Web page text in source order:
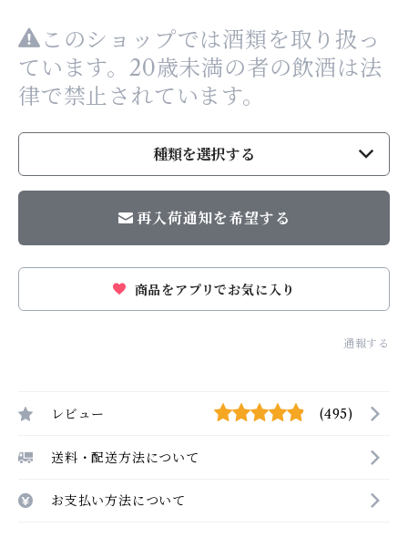
このショップでは酒類を取り扱っ
ています。20歳未満の者の飲酒は法
律で禁止されています。
種類を選択する
再入荷通知を希望する
商品をアプリでお気に入り
通報する
レビュー (495)
送料・配送方法について
お支払い方法について